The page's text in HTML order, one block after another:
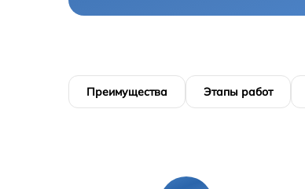
Преимущества Этапы работ